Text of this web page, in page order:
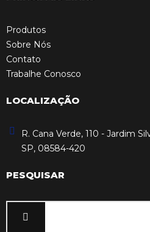
Produtos
Sobre Nós
Contato
Trabalhe Conosco
LOCALIZAÇÃO
R. Cana Verde, 110 - Jardim
SP, 08584-420
PESQUISAR